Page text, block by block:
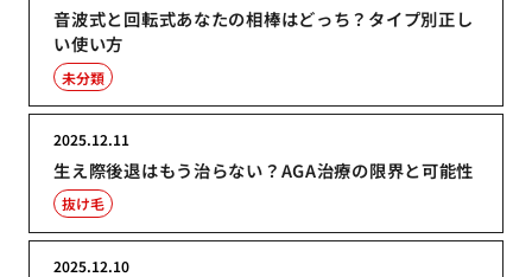
音波式と回転式あなたの相棒はどっち？タイプ別正し
い使い方
未分類
生え際後退はもう治らない？AGA治療の限界と可能性
2025.12.11
抜け毛
2025.12.10